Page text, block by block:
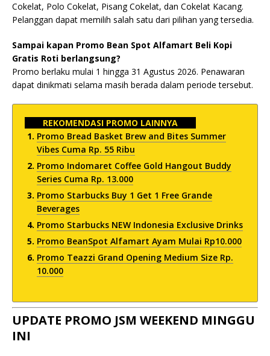
Cokelat, Polo Cokelat, Pisang Cokelat, dan Cokelat Kacang.
Pelanggan dapat memilih salah satu dari pilihan yang tersedia.
Sampai kapan Promo Bean Spot Alfamart Beli Kopi
Gratis Roti berlangsung?
Promo berlaku mulai 1 hingga 31 Agustus 2026. Penawaran
dapat dinikmati selama masih berada dalam periode tersebut.
REKOMENDASI PROMO LAINNYA
Promo Bread Basket Brew and Bites Summer
Vibes Cuma Rp. 55 Ribu
Promo Indomaret Coffee Gold Hangout Buddy
Series Cuma Rp. 13.000
Promo Starbucks Buy 1 Get 1 Free Grande
Beverages
Promo Starbucks NEW Indonesia Exclusive Drinks
Promo BeanSpot Alfamart Ayam Mulai Rp10.000
Promo Teazzi Grand Opening Medium Size Rp.
10.000
UPDATE PROMO JSM WEEKEND MINGGU
INI